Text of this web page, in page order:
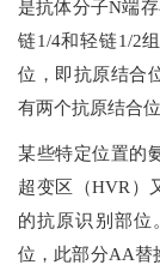
是抗体分子N端
链1/4和轻链1/2
位，即抗原结合
有两个抗原结合
某些特定位置的
超变区（HVR）
的抗原识别部位
位，此部分AA替